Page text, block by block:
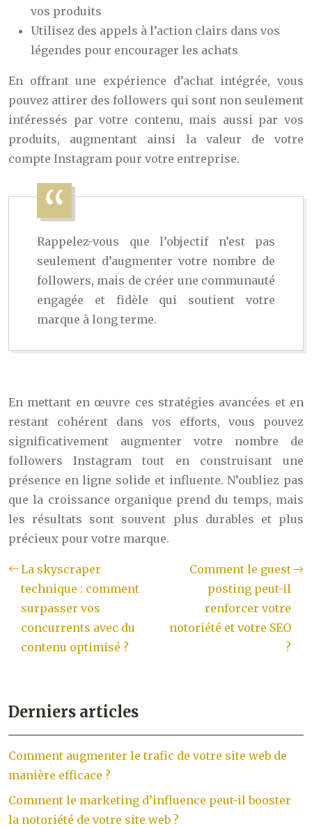
vos produits
Utilisez des appels à l’action clairs dans vos
légendes pour encourager les achats
En offrant une expérience d’achat intégrée, vous
pouvez attirer des followers qui sont non seulement
intéressés par votre contenu, mais aussi par vos
produits, augmentant ainsi la valeur de votre
compte Instagram pour votre entreprise.
Rappelez-vous que l’objectif n’est pas
seulement d’augmenter votre nombre de
followers, mais de créer une communauté
engagée et fidèle qui soutient votre
marque à long terme.
En mettant en œuvre ces stratégies avancées et en
restant cohérent dans vos efforts, vous pouvez
significativement augmenter votre nombre de
followers Instagram tout en construisant une
présence en ligne solide et influente. N’oubliez pas
que la croissance organique prend du temps, mais
les résultats sont souvent plus durables et plus
précieux pour votre marque.
La skyscraper
technique : comment
surpasser vos
concurrents avec du
contenu optimisé ?
Comment le guest
posting peut-il
renforcer votre
notoriété et votre SEO
?
Derniers articles
Comment augmenter le trafic de votre site web de
manière efficace ?
Comment le marketing d’influence peut-il booster
la notoriété de votre site web ?